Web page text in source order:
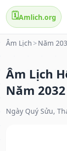
🗓️Amlich.org
Âm Lịch > Năm
Âm Lịch
Năm 2032
Ngày Quý Sửu,